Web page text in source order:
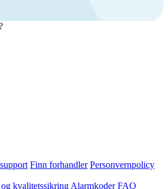
Finn forhandler Personvernpolicy
kvalitetssikring Alarmkoder FAQ